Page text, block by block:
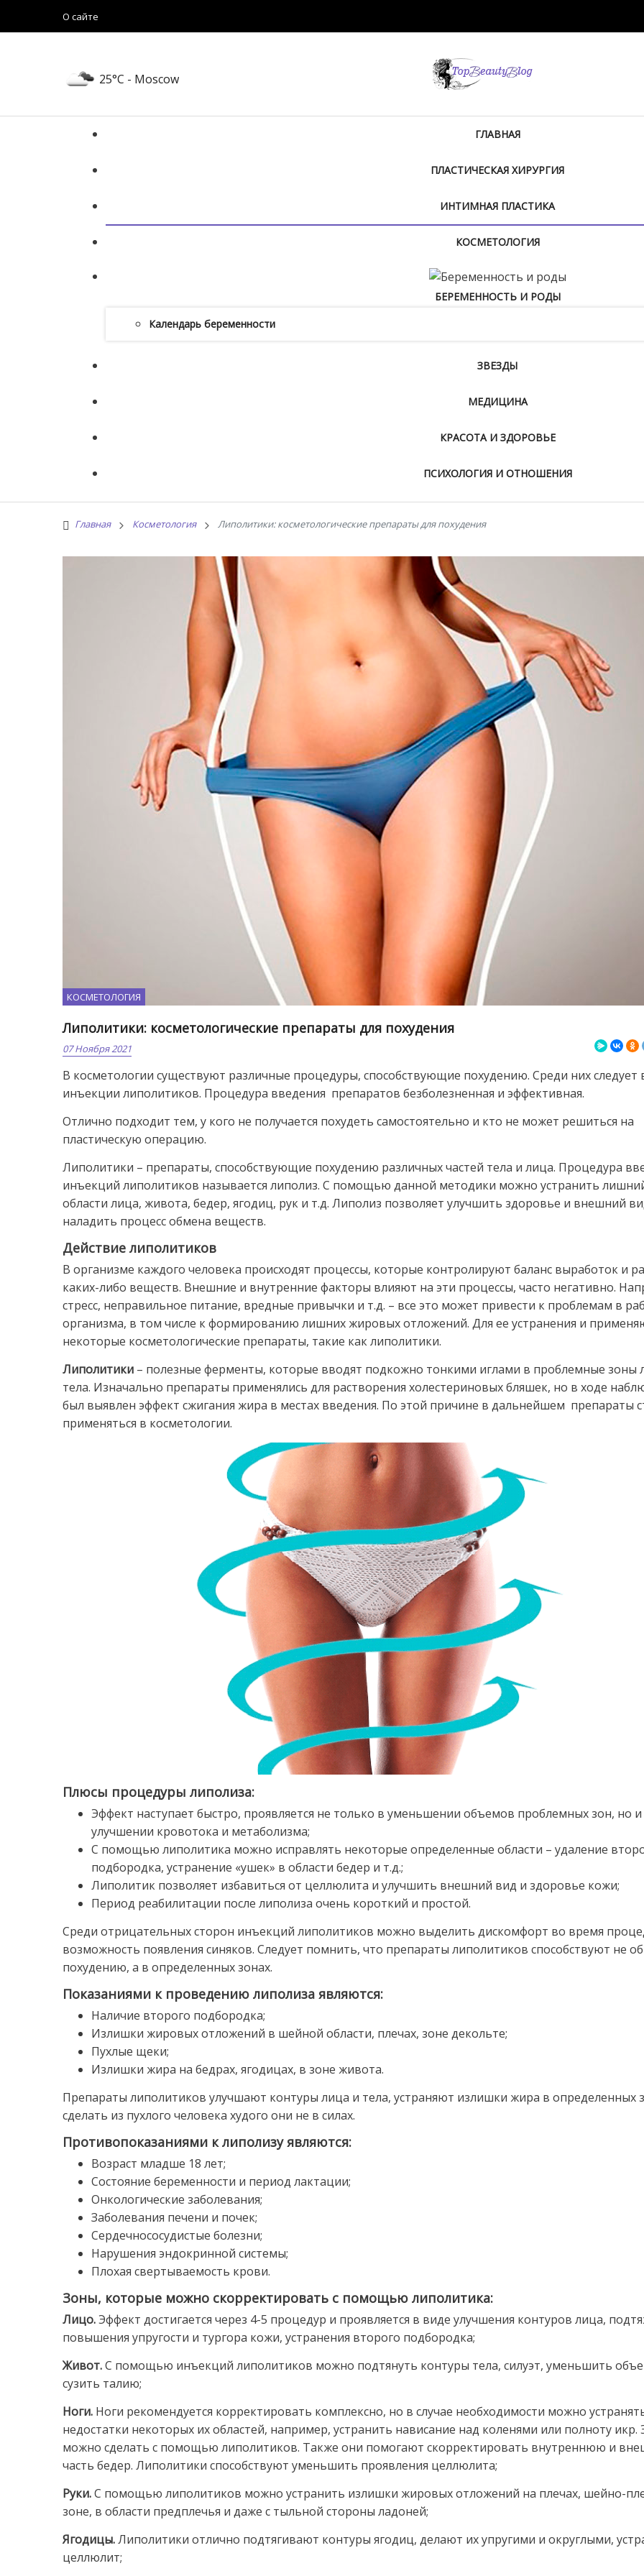
О сайте
25°C - Moscow
ГЛАВНАЯ
ПЛАСТИЧЕСКАЯ ХИРУРГИЯ
ИНТИМНАЯ ПЛАСТИКА
КОСМЕТОЛОГИЯ
БЕРЕМЕННОСТЬ И РОДЫ
Календарь беременности
ЗВЕЗДЫ
МЕДИЦИНА
КРАСОТА И ЗДОРОВЬЕ
ПСИХОЛОГИЯ И ОТНОШЕНИЯ
Главная Косметология Липолитики: косметологические препараты для похудения
КОСМЕТОЛОГИЯ
Липолитики: косметологические препараты для похудения
07 Ноября 2021
В косметологии существуют различные процедуры, способствующие похудению. Среди них следует
инъекции липолитиков. Процедура введения препаратов безболезненная и эффективная.
Отлично подходит тем, у кого не получается похудеть самостоятельно и кто не может решиться на
пластическую операцию.
Липолитики – препараты, способствующие похудению различных частей тела и лица. Процедура
инъекций липолитиков называется липолиз. С помощью данной методики можно устранить
области лица, живота, бедер, ягодиц, рук и т.д. Липолиз позволяет улучшить здоровье и внешний
наладить процесс обмена веществ.
Действие липолитиков
В организме каждого человека происходят процессы, которые контролируют баланс выработок и
каких-либо веществ. Внешние и внутренние факторы влияют на эти процессы, часто негативно.
стресс, неправильное питание, вредные привычки и т.д. – все это может привести к проблемам в
организма, в том числе к формированию лишних жировых отложений. Для ее устранения и
некоторые косметологические препараты, такие как липолитики.
Липолитики – полезные ферменты, которые вводят подкожно тонкими иглами в проблемные зоны
тела. Изначально препараты применялись для растворения холестериновых бляшек, но в ходе
был выявлен эффект сжигания жира в местах введения. По этой причине в дальнейшем препараты
применяться в косметологии.
Плюсы процедуры липолиза:
Эффект наступает быстро, проявляется не только в уменьшении объемов проблемных зон, но и
улучшении кровотока и метаболизма;
С помощью липолитика можно исправлять некоторые определенные области – удаление
подбородка, устранение «ушек» в области бедер и т.д.;
Липолитик позволяет избавиться от целлюлита и улучшить внешний вид и здоровье кожи;
Период реабилитации после липолиза очень короткий и простой.
Среди отрицательных сторон инъекций липолитиков можно выделить дискомфорт во время
возможность появления синяков. Следует помнить, что препараты липолитиков способствуют не
похудению, а в определенных зонах.
Показаниями к проведению липолиза являются:
Наличие второго подбородка;
Излишки жировых отложений в шейной области, плечах, зоне декольте;
Пухлые щеки;
Излишки жира на бедрах, ягодицах, в зоне живота.
Препараты липолитиков улучшают контуры лица и тела, устраняют излишки жира в определенных
сделать из пухлого человека худого они не в силах.
Противопоказаниями к липолизу являются:
Возраст младше 18 лет;
Состояние беременности и период лактации;
Онкологические заболевания;
Заболевания печени и почек;
Сердечнососудистые болезни;
Нарушения эндокринной системы;
Плохая свертываемость крови.
Зоны, которые можно скорректировать с помощью липолитика:
Лицо.Эффект достигается через 4-5 процедур и проявляется в виде улучшения контуров лица,
повышения упругости и тургора кожи, устранения второго подбородка;
Живот.С помощью инъекций липолитиков можно подтянуть контуры тела, силуэт, уменьшить
сузить талию;
Ноги. Ноги рекомендуется корректировать комплексно, но в случае необходимости можно
недостатки некоторых их областей, например, устранить нависание над коленями или полноту икр.
можно сделать с помощью липолитиков. Также они помогают скорректировать внутреннюю и
часть бедер. Липолитики способствуют уменьшить проявления целлюлита;
Руки.С помощью липолитиков можно устранить излишки жировых отложений на плечах, шейно-
зоне, в области предплечья и даже с тыльной стороны ладоней;
Ягодицы.Липолитики отлично подтягивают контуры ягодиц, делают их упругими и округлыми,
целлюлит;